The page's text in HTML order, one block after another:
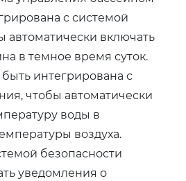
с системой
автоматически включать
в темное время суток.
интегрирована с
чтобы автоматически
воды в
воздуха.
безопасности
уведомления о